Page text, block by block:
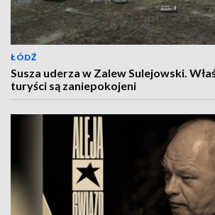
ŁÓDŹ
Susza uderza w Zalew Sulejowski.
turyści są zaniepokojeni